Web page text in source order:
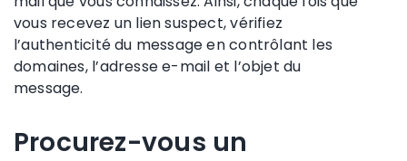
vous recevez un lien suspect, vérifiez
l’authenticité du message en contrôlant les
domaines, l’adresse e-mail et l’objet du
message.
Procurez-vous un